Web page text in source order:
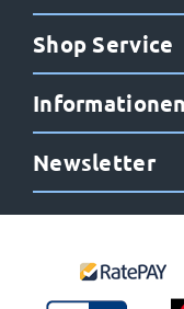
Shop Service
Informationen
Newsletter